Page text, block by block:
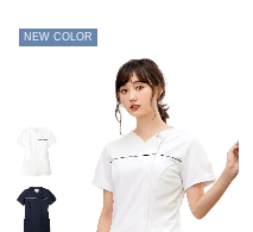
NEW COLOR